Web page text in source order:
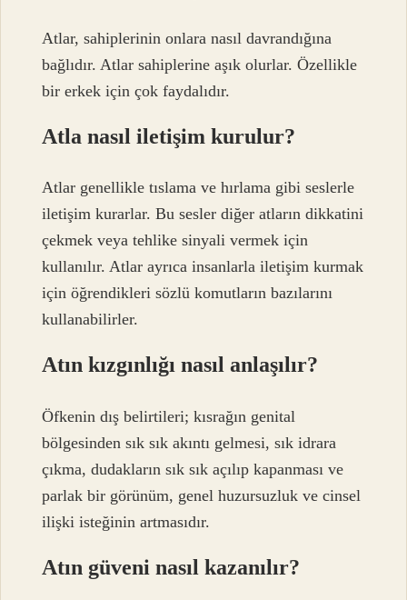
Atlar, sahiplerinin onlara nasıl davrandığına
bağlıdır. Atlar sahiplerine aşık olurlar. Özellikle
bir erkek için çok faydalıdır.
Atla nasıl iletişim kurulur?
Atlar genellikle tıslama ve hırlama gibi seslerle
iletişim kurarlar. Bu sesler diğer atların dikkatini
çekmek veya tehlike sinyali vermek için
kullanılır. Atlar ayrıca insanlarla iletişim kurmak
için öğrendikleri sözlü komutların bazılarını
kullanabilirler.
Atın kızgınlığı nasıl anlaşılır?
Öfkenin dış belirtileri; kısrağın genital
bölgesinden sık sık akıntı gelmesi, sık idrara
çıkma, dudakların sık sık açılıp kapanması ve
parlak bir görünüm, genel huzursuzluk ve cinsel
ilişki isteğinin artmasıdır.
Atın güveni nasıl kazanılır?